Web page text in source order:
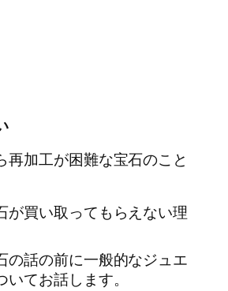
再加工が困難な宝石のこと
が買い取ってもらえない理
の話の前に一般的なジュエ
いてお話します。